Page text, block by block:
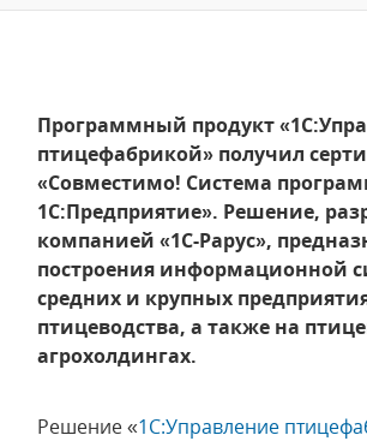
Программный продукт
птицефабрикой» получил
«Совместимо! Система
1С:Предприятие». Решение,
компанией «1С-Рарус»,
построения информационной
средних и крупных
птицеводства, а также на
агрохолдингах.
Решение «1С:Управление